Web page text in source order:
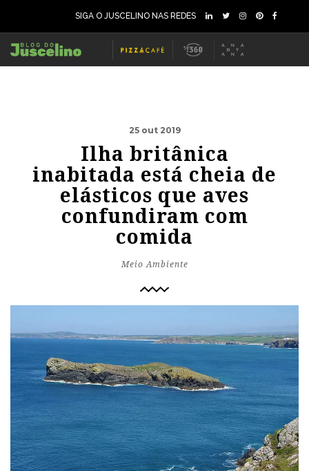
SIGA O JUSCELINO NAS REDES
25 out 2019
Ilha britânica
inabitada está cheia de
elásticos que aves
confundiram com
comida
Meio Ambiente